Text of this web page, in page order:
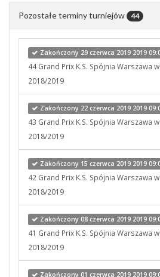
Pozostałe terminy turniejów 44
Zakończony 29 czerwca 2019 2019
44 Grand Prix K.S. Spójnia Warszawa
2018/2019
Zakończony 22 czerwca 2019 2019
43 Grand Prix K.S. Spójnia Warszawa
2018/2019
Zakończony 15 czerwca 2019 2019
42 Grand Prix K.S. Spójnia Warszawa
2018/2019
Zakończony 08 czerwca 2019 2019
41 Grand Prix K.S. Spójnia Warszawa
2018/2019
Zakończony 01 czerwca 2019 2019